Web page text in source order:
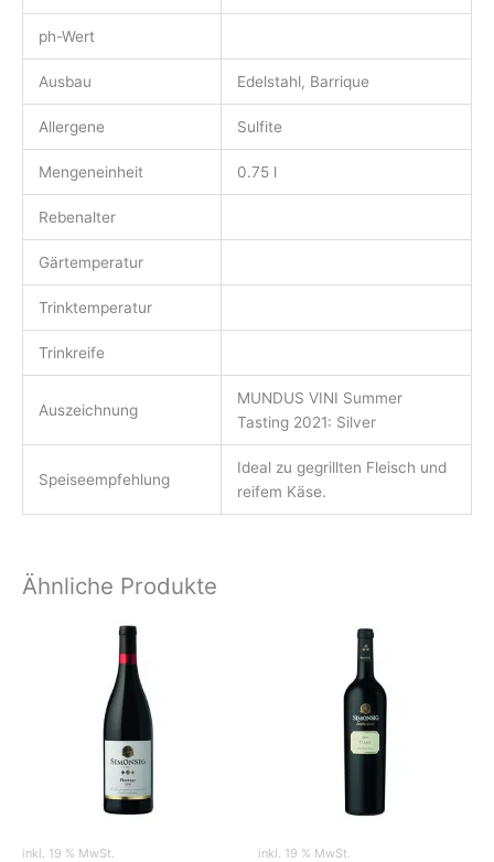
ph-Wert
Ausbau Edelstahl, Barrique
Allergene Sulfite
Mengeneinheit 0.75 l
Rebenalter
Gärtemperatur
Trinktemperatur
Trinkreife
Auszeichnung
MUNDUS VINI Summer
Tasting 2021: Silver
Speiseempfehlung
Ideal zu gegrillten Fleisch und
reifem Käse.
Ähnliche Produkte
inkl. 19 % MwSt.
inkl. 19 % MwSt.